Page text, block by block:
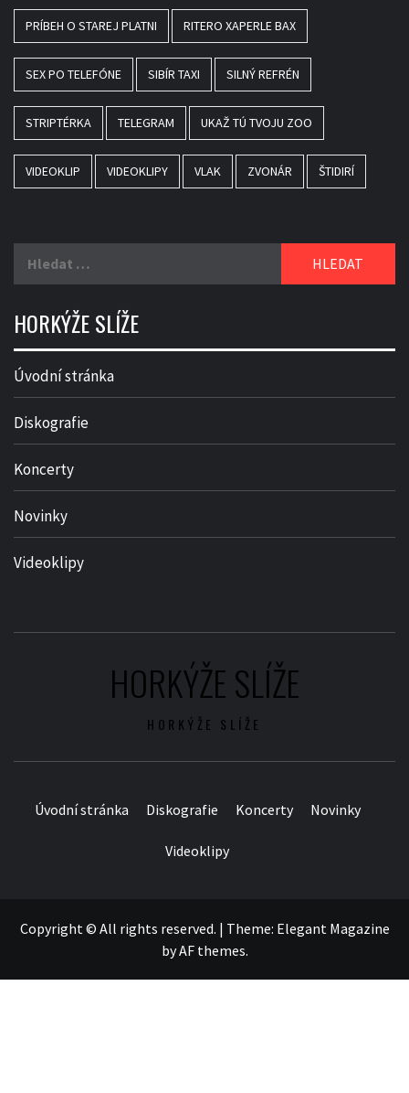
PRÍBEH O STAREJ PLATNI RITERO XAPERLE BAX
SEX PO TELEFÓNE SIBÍR TAXI SILNÝ REFRÉN
STRIPTÉRKA TELEGRAM UKAŽ TÚ TVOJU ZOO
VIDEOKLIP VIDEOKLIPY VLAK ZVONÁR ŠTIDIRÍ
HORKÝŽE SLÍŽE
Úvodní stránka
Diskografie
Koncerty
Novinky
Videoklipy
HORKÝŽE SLÍŽE
HORKÝŽE SLÍŽE
Úvodní stránka Diskografie Koncerty Novinky
Videoklipy
Copyright © All rights reserved. | Theme: Elegant Magazine
byAF themes.